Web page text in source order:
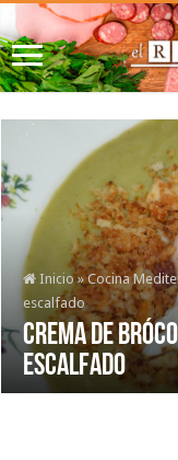
Inicio » Cocina
escalfado
Crema de
escalfado